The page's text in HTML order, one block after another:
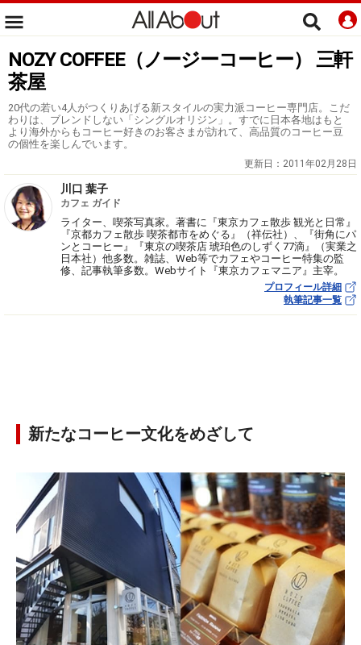
NOZY COFFEE（ノージーコーヒー） 三軒
茶屋
20代の若い4人がつくりあげる新スタイルの実力派コーヒー専門店。こだ
わりは、ブレンドしない「シングルオリジン」。すでに日本各地はもと
より海外からもコーヒー好きのお客さまが訪れて、高品質のコーヒー豆
の個性を楽しんでいます。
更新日： 2011年02月28日
川口 葉子
カフェ ガイド
ライター、喫茶写真家。著書に『東京カフェ散歩 観光と日常』
『京都カフェ散歩 喫茶都市をめぐる』（祥伝社）、『街角にパ
ンとコーヒー』『東京の喫茶店 琥珀色のしずく77滴』（実業之
日本社）他多数。雑誌、Web等でカフェやコーヒー特集の監
修、記事執筆多数。Webサイト『東京カフェマニア』主宰。
プロフィール詳細
執筆記事一覧
新たなコーヒー文化をめざして